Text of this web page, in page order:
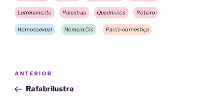
Letreramento Palestras Quadrinhos Roteiro
Homossexual Homem Cis Parda ou mestiça
Navegação
Post
Post
anterior
ANTERIOR
Rafabrilustra